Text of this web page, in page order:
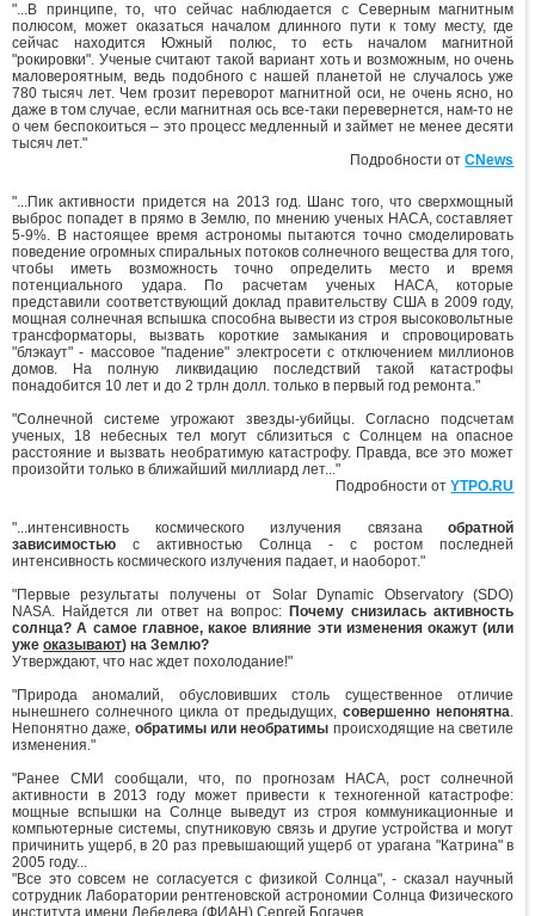
"...В принципе, то, что сейчас наблюдается с Северным магнитным
полюсом, может оказаться началом длинного пути к тому месту, где
сейчас находится Южный полюс, то есть началом магнитной
"рокировки". Ученые считают такой вариант хоть и возможным, но очень
маловероятным, ведь подобного с нашей планетой не случалось уже
780 тысяч лет. Чем грозит переворот магнитной оси, не очень ясно, но
даже в том случае, если магнитная ось все-таки перевернется, нам-то не
о чем беспокоиться – это процесс медленный и займет не менее десяти
тысяч лет."
Подробности отCNews
"...Пик активности придется на 2013 год. Шанс того, что сверхмощный
выброс попадет в прямо в Землю, по мнению ученых НАСА, составляет
5-9%. В настоящее время астрономы пытаются точно смоделировать
поведение огромных спиральных потоков солнечного вещества для того,
чтобы иметь возможность точно определить место и время
потенциального удара. По расчетам ученых НАСА, которые
представили соответствующий доклад правительству США в 2009 году,
мощная солнечная вспышка способна вывести из строя высоковольтные
трансформаторы, вызвать короткие замыкания и спровоцировать
"блэкаут" - массовое "падение" электросети с отключением миллионов
домов. На полную ликвидацию последствий такой катастрофы
понадобится 10 лет и до 2 трлн долл. только в первый год ремонта."
"Солнечной системе угрожают звезды-убийцы. Согласно подсчетам
ученых, 18 небесных тел могут сблизиться с Солнцем на опасное
расстояние и вызвать необратимую катастрофу. Правда, все это может
произойти только в ближайший миллиард лет..."
Подробности отYTPO.RU
"...интенсивность космического излучения связанаобратной
зависимостью с активностью Солнца - с ростом последней
интенсивность космического излучения падает, и наоборот."
"Первые результаты получены от Solar Dynamic Observatory (SDO)
NASA. Найдется ли ответ на вопрос: Почему снизилась активность
солнца? А самое главное, какое влияние эти изменения окажут (или
уже оказывают) на Землю?
Утверждают, что нас ждет похолодание!"
"Природа аномалий, обусловивших столь существенное отличие
нынешнего солнечного цикла от предыдущих,совершенно непонятна.
Непонятно даже, обратимы или необратимы происходящие на светиле
изменения."
"Ранее СМИ сообщали, что, по прогнозам НАСА, рост солнечной
активности в 2013 году может привести к техногенной катастрофе:
мощные вспышки на Солнце выведут из строя коммуникационные и
компьютерные системы, спутниковую связь и другие устройства и могут
причинить ущерб, в 20 раз превышающий ущерб от урагана "Катрина" в
2005 году...
"Все это совсем не согласуется с физикой Солнца", - сказал научный
сотрудник Лаборатории рентгеновской астрономии Солнца Физического
института имени Лебедева (ФИАН) Сергей Богачев.